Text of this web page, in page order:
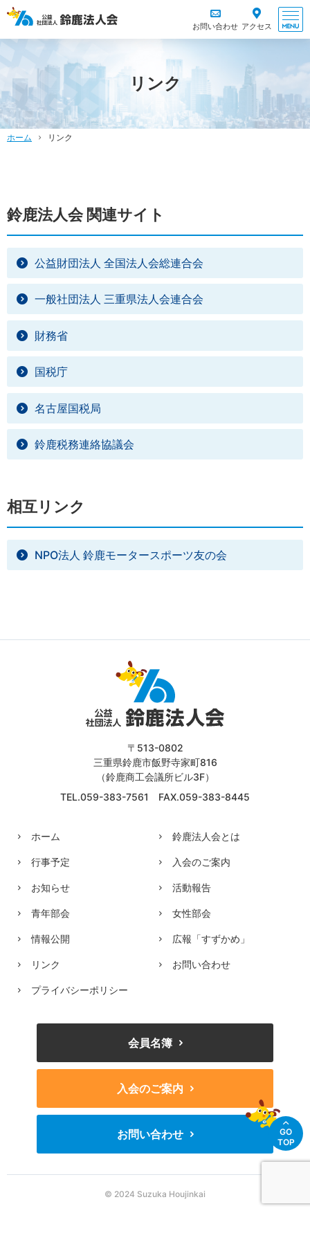
お問い合わせ アクセス
リンク
ホーム リンク
鈴鹿法人会 関連サイト
公益財団法人 全国法人会総連合会
一般社団法人 三重県法人会連合会
財務省
国税庁
名古屋国税局
鈴鹿税務連絡協議会
相互リンク
NPO法人 鈴鹿モータースポーツ友の会
〒513-0802
三重県鈴鹿市飯野寺家町816
（鈴鹿商工会議所ビル3F）
TEL.059-383-7561 FAX.059-383-8445
ホーム 鈴鹿法人会とは
行事予定 入会のご案内
お知らせ 活動報告
青年部会 女性部会
情報公開 広報「すずかめ」
リンク お問い合わせ
プライバシーポリシー
会員名簿
入会のご案内
お問い合わせ
© 2024 Suzuka Houjinkai
GO
TOP